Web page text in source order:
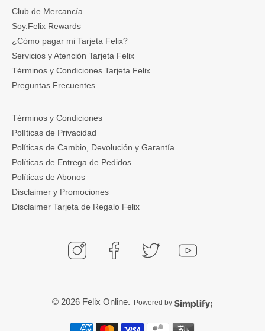
Club de Mercancía
Soy.Felix Rewards
¿Cómo pagar mi Tarjeta Felix?
Servicios y Atención Tarjeta Felix
Términos y Condiciones Tarjeta Felix
Preguntas Frecuentes
Términos y Condiciones
Políticas de Privacidad
Políticas de Cambio, Devolución y Garantía
Políticas de Entrega de Pedidos
Políticas de Abonos
Disclaimer y Promociones
Disclaimer Tarjeta de Regalo Felix
© 2026 Felix Online. Powered by